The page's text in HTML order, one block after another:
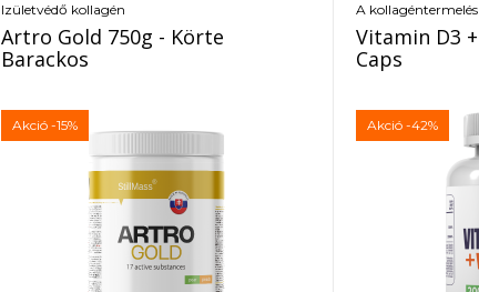
Izületvédő kollagén
Artro Gold 750g - Körte
Barackos
Akció -15%
A
Vitamin D3
Caps
Akció -42%